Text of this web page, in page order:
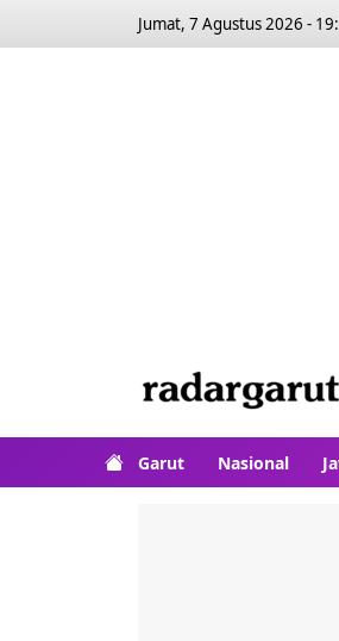
Jumat, 7 Agustus 2026 -
Garut Nasional